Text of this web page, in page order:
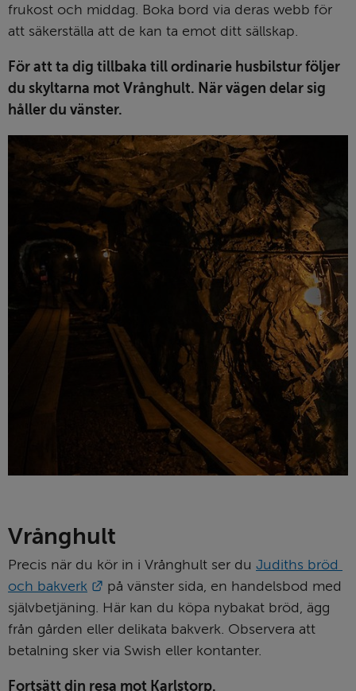
frukost och middag. Boka bord via deras webb för
att säkerställa att de kan ta emot ditt sällskap.
För att ta dig tillbaka till ordinarie husbilstur följer
du skyltarna mot Vrånghult. När vägen delar sig
håller du vänster.
Vrånghult
Precis när du kör in i Vrånghult ser du Judiths bröd
och bakverk
Länk till annan webbplats.
på vänster sida, en handelsbod med
självbetjäning. Här kan du köpa nybakat bröd, ägg
från gården eller delikata bakverk. Observera att
betalning sker via Swish eller kontanter.
Fortsätt din resa mot Karlstorp.